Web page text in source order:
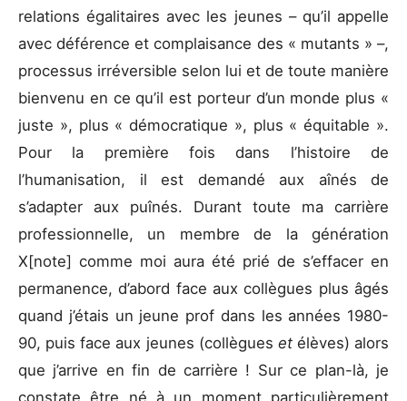
relations égalitaires avec les jeunes – qu’il appelle
avec déférence et complaisance des « mutants » –,
processus irréversible selon lui et de toute manière
bienvenu en ce qu’il est porteur d’un monde plus «
juste », plus « démocratique », plus « équitable ».
Pour la première fois dans l’histoire de
l’humanisation, il est demandé aux aînés de
s’adapter aux puînés. Durant toute ma carrière
professionnelle, un membre de la génération
X[note] comme moi aura été prié de s’effacer en
permanence, d’abord face aux collègues plus âgés
quand j’étais un jeune prof dans les années 1980-
90, puis face aux jeunes (collègues et élèves) alors
que j’arrive en fin de carrière ! Sur ce plan-là, je